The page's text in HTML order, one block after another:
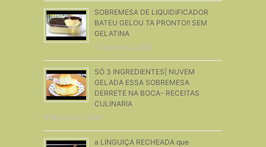
SOBREMESA DE LIQUIDIFICADOR
BATEU GELOU TA PRONTO!! SEM
GELATINA
5 Dezembro, 2020
SÓ 3 INGREDIENTES| NUVEM
GELADA ESSA SOBREMESA
DERRETE NA BOCA- RECEITAS
CULINARIA
6 Novembro, 2020
a LINGUIÇA RECHEADA que